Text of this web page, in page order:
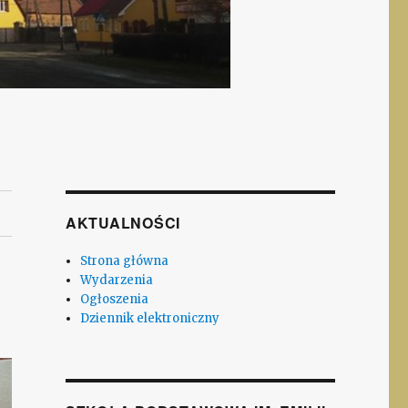
AKTUALNOŚCI
Strona główna
Wydarzenia
Ogłoszenia
Dziennik elektroniczny